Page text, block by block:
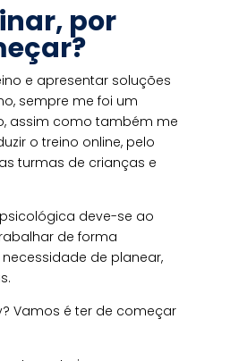
por
e apresentar soluções
sempre me foi um
assim como também me
o treino online, pelo
turmas de crianças e
deve-se ao
de forma
de planear,
Vamos é ter de começar